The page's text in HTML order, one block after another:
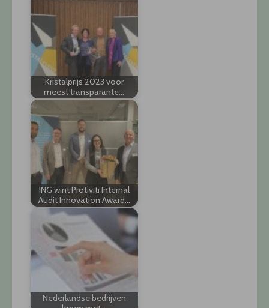
Kristalprijs 2023 voor
meest transparante…
ING wint Protiviti Internal
Audit Innovation Award…
Nederlandse bedrijven